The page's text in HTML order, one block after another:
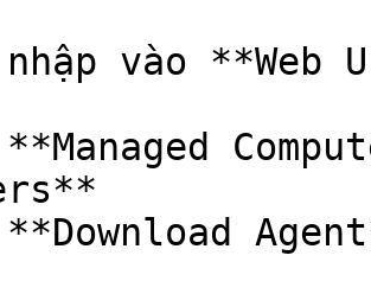
vào **Web
**Download